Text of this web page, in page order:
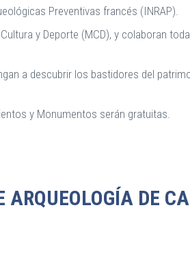
Preventivas francés (INRAP).
y Deporte (MCD), y colaboran
a descubrir los bastidores del
y Monumentos serán gratuitas.
ARQUEOLOGÍA DE